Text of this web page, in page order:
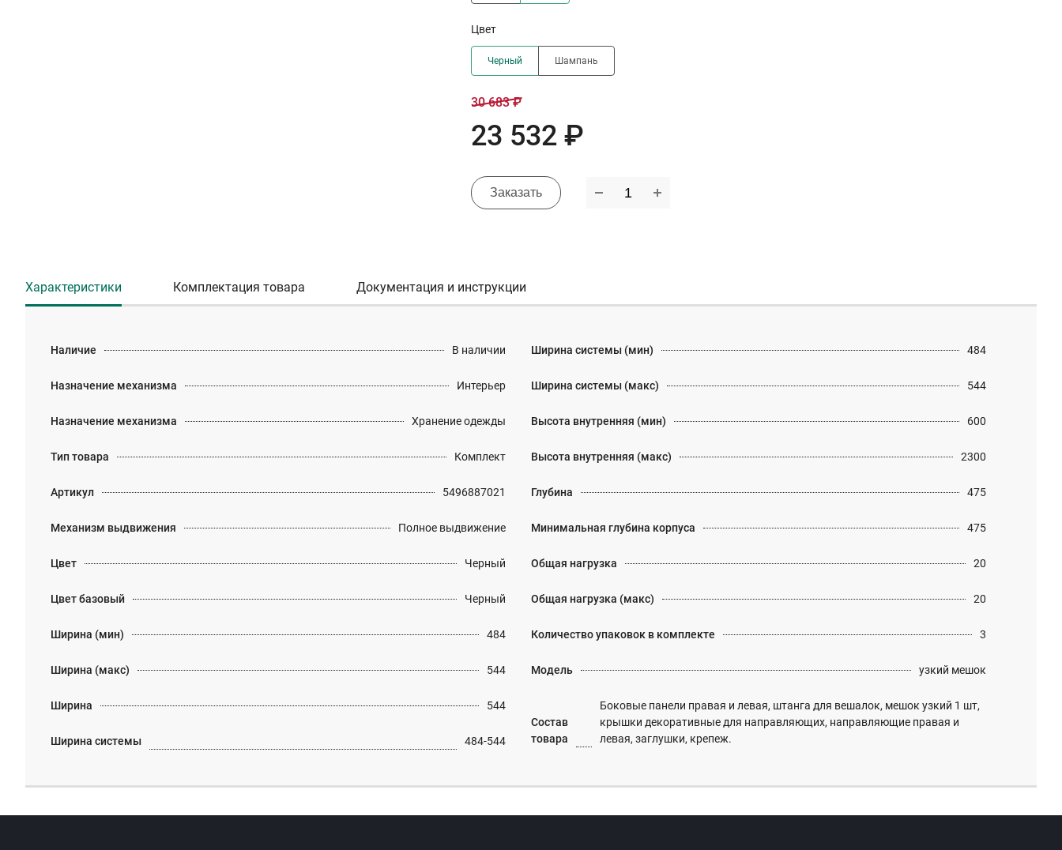
Цвет
Черный Шампань
30 683 ₽
23 532 ₽
Заказать
Характеристики Комплектация товара Документация и инструкции
Наличие В наличии
Назначение механизма Интерьер
Назначение механизма Хранение одежды
Тип товара Комплект
Артикул 5496887021
Механизм выдвижения Полное выдвижение
Цвет Черный
Цвет базовый Черный
Ширина (мин) 484
Ширина (макс) 544
Ширина 544
Ширина системы 484-544
Ширина системы (мин) 484
Ширина системы (макс) 544
Высота внутренняя (мин) 600
Высота внутренняя (макс) 2300
Глубина 475
Минимальная глубина корпуса 475
Общая нагрузка 20
Общая нагрузка (макс) 20
Количество упаковок в комплекте 3
Модель узкий мешок
Состав
товара
Боковые панели правая и левая, штанга для вешалок, мешок узкий 1 шт,
крышки декоративные для направляющих, направляющие правая и
левая, заглушки, крепеж.